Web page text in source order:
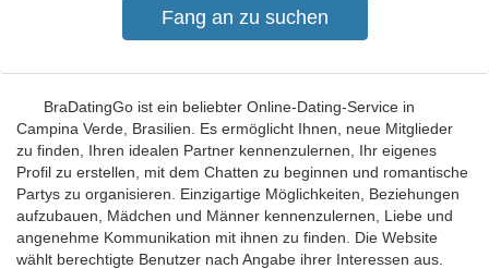
BraDatingGo ist ein beliebter Online-Dating-Service in
Campina Verde, Brasilien. Es ermöglicht Ihnen, neue Mitglieder
zu finden, Ihren idealen Partner kennenzulernen, Ihr eigenes
Profil zu erstellen, mit dem Chatten zu beginnen und romantische
Partys zu organisieren. Einzigartige Möglichkeiten, Beziehungen
aufzubauen, Mädchen und Männer kennenzulernen, Liebe und
angenehme Kommunikation mit ihnen zu finden. Die Website
wählt berechtigte Benutzer nach Angabe ihrer Interessen aus.